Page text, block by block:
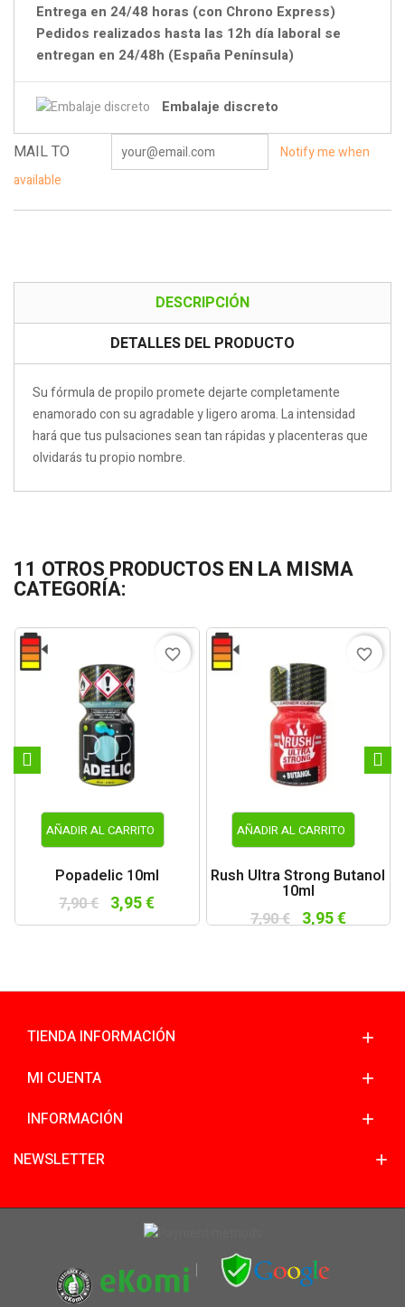
Entrega en 24/48 horas (con Chrono Express)
Pedidos realizados hasta las 12h día laboral se
entregan en 24/48h (España Península)
Embalaje discreto
MAIL TO
Notify me when
available
DESCRIPCIÓN
DETALLES DEL PRODUCTO
Su fórmula de propilo promete dejarte completamente
enamorado con su agradable y ligero aroma. La intensidad
hará que tus pulsaciones sean tan rápidas y placenteras que
olvidarás tu propio nombre.
11 OTROS PRODUCTOS EN LA MISMA
CATEGORÍA:
AÑADIR AL CARRITO
Popadelic 10ml
7,90 € 3,95 €
favorite_border
AÑADIR AL CARRITO
Rush Ultra Strong Butanol
10ml
7,90 € 3,95 €
favorite_border
TIENDA INFORMACIÓN
MI CUENTA
INFORMACIÓN
NEWSLETTER